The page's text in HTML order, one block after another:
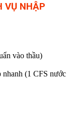
VỤ NHẬP
vào thầu)
nhanh (1 CFS nước